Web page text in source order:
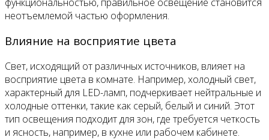
неотъемлемой частью оформления.
Влияние на восприятие цвета
Свет, исходящий от различных источников, влияет на
восприятие цвета в комнате. Например, холодный свет,
характерный для LED-ламп, подчеркивает нейтральные и
холодные оттенки, такие как серый, белый и синий. Этот
тип освещения подходит для зон, где требуется четкость
и ясность, например, в кухне или рабочем кабинете.